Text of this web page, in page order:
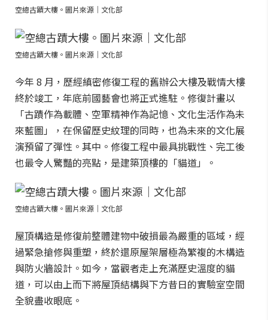
空總古蹟大樓。圖片來源｜文化部
空總古蹟大樓。圖片來源｜文化部
今年 8 月，歷經縝密修復工程的舊辦公大樓及戰情大樓
終於竣工，年底前國藝會也將正式進駐。修復計畫以
「古蹟作為載體、空軍精神作為記憶、文化生活作為未
來藍圖」，在保留歷史紋理的同時，也為未來的文化展
演預留了彈性。其中。修復工程中最具挑戰性、完工後
也最令人驚豔的亮點，是建築頂樓的「貓道」。
空總古蹟大樓。圖片來源｜文化部
屋頂構造是修復前整體建物中破損最為嚴重的區域，經
過緊急搶修與重塑，終於還原屋架層極為繁複的木構造
與防火牆設計。如今，當觀者走上充滿歷史溫度的貓
道，可以由上而下將屋頂結構與下方昔日的實驗室空間
全貌盡收眼底。